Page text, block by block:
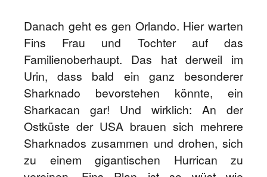
Danach geht es gen Orlando. Hier warten
Fins Frau und Tochter auf das
Familienoberhaupt. Das hat derweil im
Urin, dass bald ein ganz besonderer
Sharknado bevorstehen könnte, ein
Sharkacan gar! Und wirklich: An der
Ostküste der USA brauen sich mehrere
Sharknados zusammen und drohen, sich
zu einem gigantischen Hurrican zu